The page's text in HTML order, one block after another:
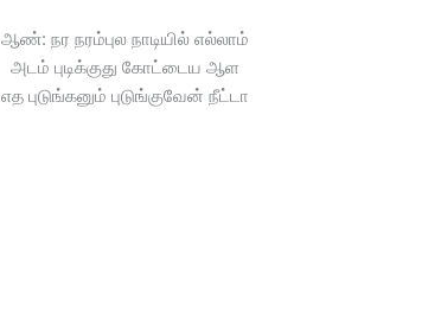
ஆண்: நர நரம்புல நாடியில் எல்லாம்
அடம் புடிக்குது கோட்டைய ஆள
எத புடுங்கனும் புடுங்குவேன் நீட்டா